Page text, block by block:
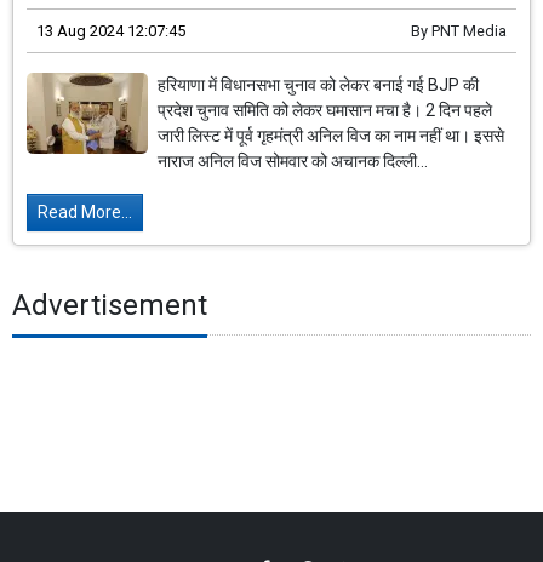
13 Aug 2024 12:07:45 By PNT Media
हरियाणा में विधानसभा चुनाव को लेकर बनाई गई BJP की
प्रदेश चुनाव समिति को लेकर घमासान मचा है। 2 दिन पहले
जारी लिस्ट में पूर्व गृहमंत्री अनिल विज का नाम नहीं था। इससे
नाराज अनिल विज सोमवार को अचानक दिल्ली...
Read More...
Advertisement